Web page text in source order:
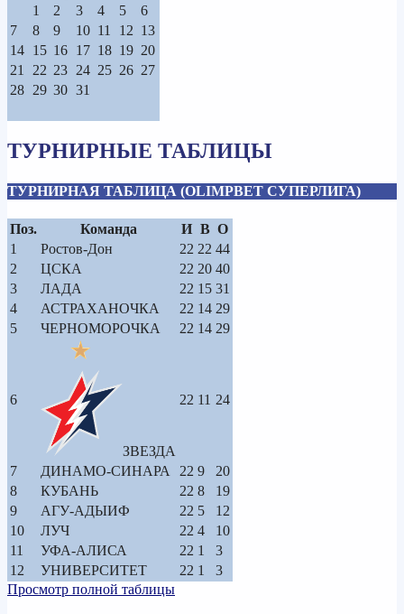
1
2 3 4 5
6
7
8 9 10 11 12 13
14 15 16 17 18 19 20
21
22 23 24 25 26 27
28 29 30 31
ТУРНИРНЫЕ ТАБЛИЦЫ
ТУРНИРНАЯ ТАБЛИЦА (OLIMPBET СУПЕРЛИГА)
Поз. Команда И В О
1
Ростов-Дон 22 22 44
2
ЦСКА 22 20 40
3
ЛАДА 22 15 31
4
АСТРАХАНОЧКА 22 14 29
5
ЧЕРНОМОРОЧКА 22 14 29
6
ЗВЕЗДА
22 11 24
7 ДИНАМО-СИНАРА 22 9
20
8
КУБАНЬ 22 8
19
9
АГУ-АДЫИФ 22 5
12
10
ЛУЧ 22 4
10
11
УФА-АЛИСА 22 1
3
12
УНИВЕРСИТЕТ 22 1
3
Просмотр полной таблицы